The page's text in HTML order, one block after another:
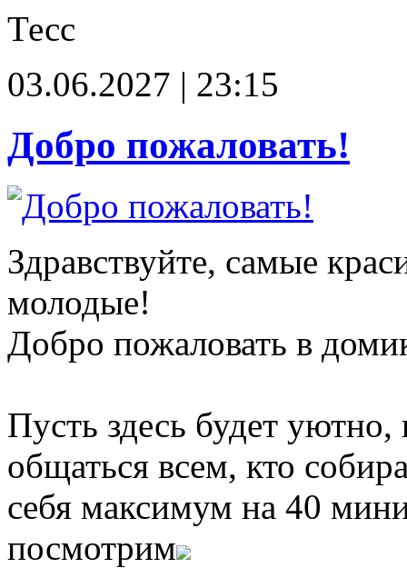
Тесс
03.06.2027 | 23:15
Добро пожаловать!
Здравствуйте, самые
молодые!
Добро пожаловать в
Пусть здесь будет
общаться всем, кто
себя максимум на 40
посмотрим